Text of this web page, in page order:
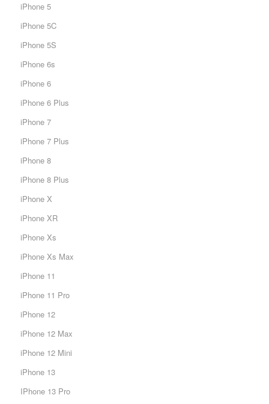
iPhone 5
iPhone 5C
iPhone 5S
iPhone 6s
iPhone 6
iPhone 6 Plus
iPhone 7
iPhone 7 Plus
iPhone 8
iPhone 8 Plus
iPhone X
iPhone XR
iPhone Xs
iPhone Xs Max
iPhone 11
iPhone 11 Pro
iPhone 12
iPhone 12 Max
iPhone 12 Mini
iPhone 13
IPhone 13 Pro